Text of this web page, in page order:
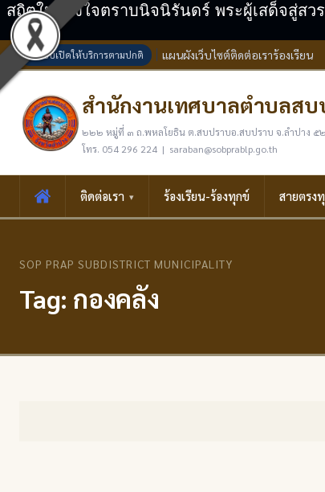
สถิตในดวงใจตราบนิจนิรันดร์ พระผู้เสด็จสู่สว
ระบบเปิดให้บริการตามปกติ แผนผังเว็บไซต์ติดต่อเราร้องเรียน
สำนักงานเทศบาลตำบลสบ
๒๒๒ หมู่ที่ ๓ ถ.พหลโยธิน ต.สบปราบอ.สบปราบ จ.ลำปาง
โทร. 054 296 224 | saraban@sobprablp.go.th
ติดต่อเรา ร้องเรียน-ร้องทุกข์ สายตรง
SOP PRAP SUBDISTRICT MUNICIPALITY
Tag: กองคลัง